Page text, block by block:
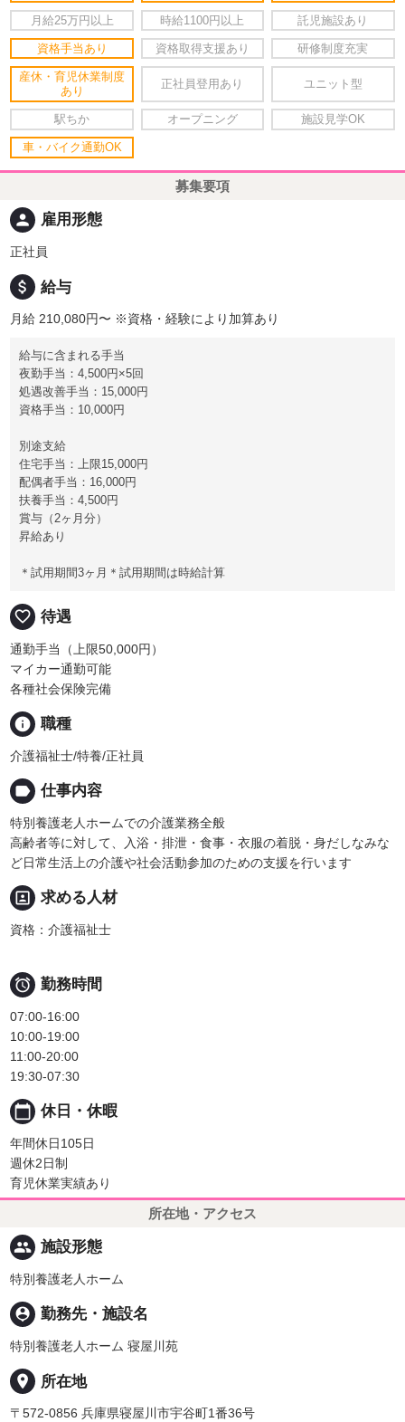
月給25万円以上 時給1100円以上 託児施設あり
資格手当あり 資格取得支援あり 研修制度充実
産休・育児休業制度
あり
正社員登用あり ユニット型
駅ちか オープニング 施設見学OK
車・バイク通勤OK
募集要項
person 雇用形態
正社員
attach_money 給与
月給 210,080円〜 ※資格・経験により加算あり
給与に含まれる手当
夜勤手当：4,500円×5回
処遇改善手当：15,000円
資格手当：10,000円
別途支給
住宅手当：上限15,000円
配偶者手当：16,000円
扶養手当：4,500円
賞与（2ヶ月分）
昇給あり
＊試用期間3ヶ月＊試用期間は時給計算
favorite_border 待遇
通勤手当（上限50,000円）
マイカー通勤可能
各種社会保険完備
info 職種
介護福祉士/特養/正社員
label 仕事内容
特別養護老人ホームでの介護業務全般
高齢者等に対して、入浴・排泄・食事・衣服の着脱・身だしなみな
ど日常生活上の介護や社会活動参加のための支援を行います
portrait 求める人材
資格：介護福祉士
 勤務時間
07:00-16:00
10:00-19:00
11:00-20:00
19:30-07:30
calendar_today 休日・休暇
年間休日105日
週休2日制
育児休業実績あり
所在地・アクセス
people 施設形態
特別養護老人ホーム
person_pin 勤務先・施設名
特別養護老人ホーム 寝屋川苑
place 所在地
〒572-0856 兵庫県寝屋川市宇谷町1番36号